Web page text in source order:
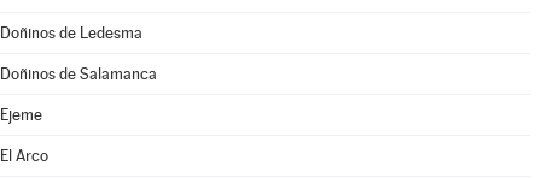
Doñinos de Ledesma
Doñinos de Salamanca
Ejeme
El Arco